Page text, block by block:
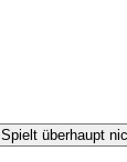
Spielt überhaupt